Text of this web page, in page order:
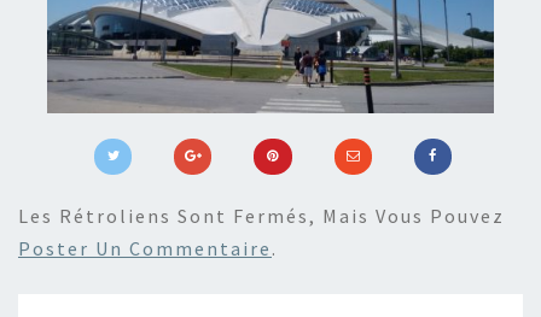
Les Rétroliens Sont Fermés, Mais Vous Pouvez
Poster Un Commentaire .